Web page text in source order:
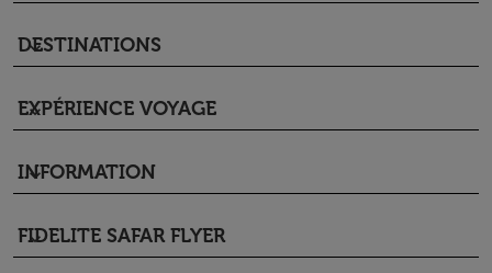
DESTINATIONS
keyboard_arrow_down
EXPÉRIENCE VOYAGE
keyboard_arrow_down
INFORMATION
keyboard_arrow_down
FIDELITE SAFAR FLYER
keyboard_arrow_down